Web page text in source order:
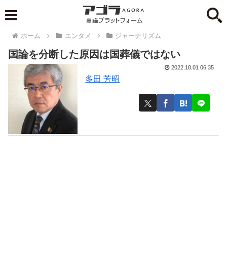
ホーム エンタメ ジャーナリズム
国論を分断した原因は国葬儀ではない
多田 芳昭
2022.10.01 06:35